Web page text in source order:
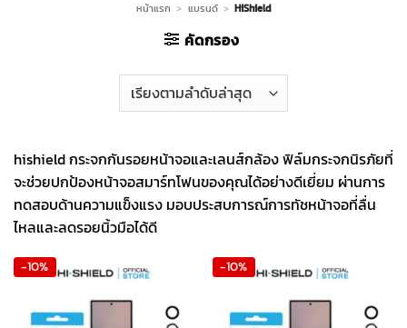
หน้าแรก > แบรนด์ > HiShield
คัดกรอง
hishield กระจกกันรอยหน้าจอและเลนส์กล้อง ฟิล์มกระจกนิรภัยที่
จะช่วยปกป้องหน้าจอสมาร์ทโฟนของคุณได้อย่างดีเยี่ยม ผ่านการ
ทดสอบด้านความแข็งแรง มอบประสบการณ์การทัชหน้าจอที่ลื่น
ไหลและลดรอยนิ้วมือได้ดี
-10% -10%